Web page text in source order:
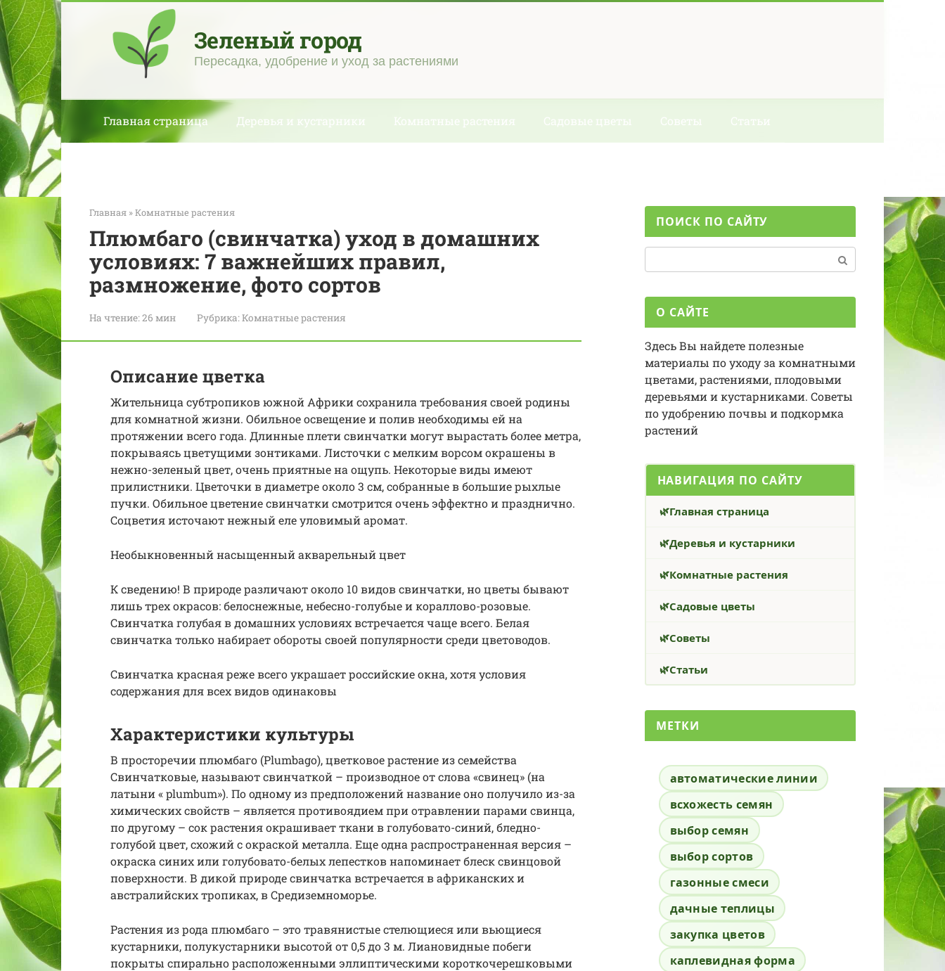
Перейти
к
контенту
Зеленый город
Пересадка, удобрение и уход за растениями
Главная страница Деревья и кустарники Комнатные растения Садовые цветы Советы Статьи
Главная »Комнатные растения
Плюмбаго (свинчатка) уход в домашних
условиях: 7 важнейших правил,
размножение, фото сортов
На чтение:26 мин Рубрика:Комнатные растения
Описание цветка
Жительница субтропиков южной Африки сохранила требования своей родины
для комнатной жизни. Обильное освещение и полив необходимы ей на
протяжении всего года. Длинные плети свинчатки могут вырастать более метра,
покрываясь цветущими зонтиками. Листочки с мелким ворсом окрашены в
нежно-зеленый цвет, очень приятные на ощупь. Некоторые виды имеют
прилистники. Цветочки в диаметре около 3 см, собранные в большие рыхлые
пучки. Обильное цветение свинчатки смотрится очень эффектно и празднично.
Соцветия источают нежный еле уловимый аромат.
Необыкновенный насыщенный акварельный цвет
К сведению! В природе различают около 10 видов свинчатки, но цветы бывают
лишь трех окрасов: белоснежные, небесно-голубые и кораллово-розовые.
Свинчатка голубая в домашних условиях встречается чаще всего. Белая
свинчатка только набирает обороты своей популярности среди цветоводов.
Свинчатка красная реже всего украшает российские окна, хотя условия
содержания для всех видов одинаковы
Характеристики культуры
В просторечии плюмбаго (Plumbago), цветковое растение из семейства
Свинчатковые, называют свинчаткой – производное от слова «свинец» (на
латыни « plumbum»). По одному из предположений название оно получило из-за
химических свойств – является противоядием при отравлении парами свинца,
по другому – сок растения окрашивает ткани в голубовато-синий, бледно-
голубой цвет, схожий с окраской металла. Еще одна распространенная версия –
окраска синих или голубовато-белых лепестков напоминает блеск свинцовой
поверхности. В дикой природе свинчатка встречается в африканских и
австралийских тропиках, в Средиземноморье.
Растения из рода плюмбаго – это травянистые стелющиеся или вьющиеся
кустарники, полукустарники высотой от 0,5 до 3 м. Лиановидные побеги
покрыты спирально расположенными эллиптическими короткочерешковыми
ПОИСК ПО САЙТУ
О САЙТЕ
Здесь Вы найдете полезные
материалы по уходу за комнатными
цветами, растениями, плодовыми
деревьями и кустарниками. Советы
по удобрению почвы и подкормка
растений
НАВИГАЦИЯ ПО САЙТУ
Главная страница
Деревья и кустарники
Комнатные растения
Садовые цветы
Советы
Статьи
МЕТКИ
автоматические линии
всхожесть семян
выбор семян
выбор сортов
газонные смеси
дачные теплицы
закупка цветов
каплевидная форма